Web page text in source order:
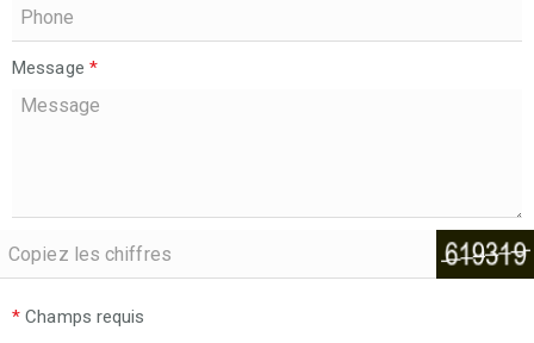
Message *
* Champs requis